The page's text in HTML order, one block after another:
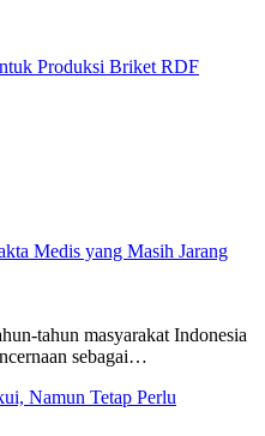
Produksi Briket RDF
Medis yang Masih Jarang
tahun masyarakat Indonesia
sebagai…
Namun Tetap Perlu